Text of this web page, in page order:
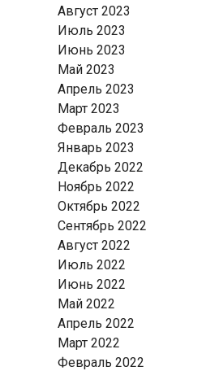
Август 2023
Июль 2023
Июнь 2023
Май 2023
Апрель 2023
Март 2023
Февраль 2023
Январь 2023
Декабрь 2022
Ноябрь 2022
Октябрь 2022
Сентябрь 2022
Август 2022
Июль 2022
Июнь 2022
Май 2022
Апрель 2022
Март 2022
Февраль 2022